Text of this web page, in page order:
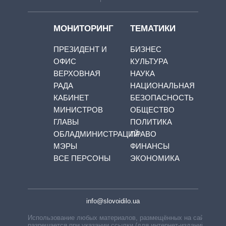
МОНИТОРИНГ
ПРЕЗИДЕНТ И
ОФИС
ВЕРХОВНАЯ
РАДА
КАБИНЕТ
МИНИСТРОВ
ГЛАВЫ
ОБЛАДМИНИСТРАЦИЙ
МЭРЫ
ВСЕ ПЕРСОНЫ
ТЕМАТИКИ
БИЗНЕС
КУЛЬТУРА
НАУКА
НАЦИОНАЛЬНАЯ
БЕЗОПАСНОСТЬ
ОБЩЕСТВО
ПОЛИТИКА
ПРАВО
ФИНАНСЫ
ЭКОНОМИКА
info@slovoidilo.ua
Использование любых материалов, размещённых на сайте,